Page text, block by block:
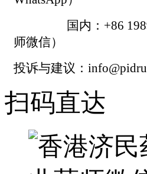
国内：+86
师微信）
投诉与建议：
扫码直达